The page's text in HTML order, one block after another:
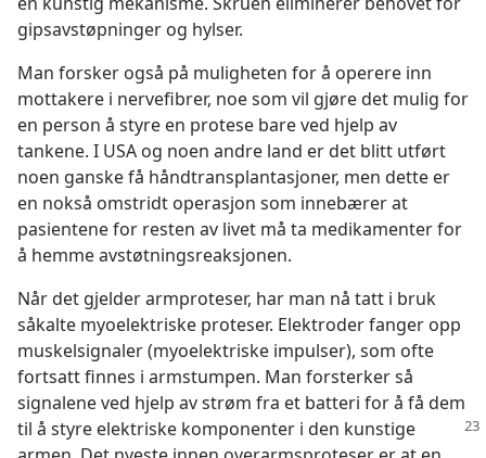
gipsavstøpninger og hylser.
Man forsker også på muligheten for å operere inn
mottakere i nervefibrer, noe som vil gjøre det mulig for
en person å styre en protese bare ved hjelp av
tankene. I USA og noen andre land er det blitt utført
noen ganske få håndtransplantasjoner, men dette er
en nokså omstridt operasjon som innebærer at
pasientene for resten av livet må ta medikamenter for
å hemme avstøtningsreaksjonen.
Når det gjelder armproteser, har man nå tatt i bruk
såkalte myoelektriske proteser. Elektroder fanger opp
muskelsignaler (myoelektriske impulser), som ofte
fortsatt finnes i armstumpen. Man forsterker så
signalene ved hjelp av strøm fra et batteri for å få dem
til å styre elektriske komponenter i den kunstige